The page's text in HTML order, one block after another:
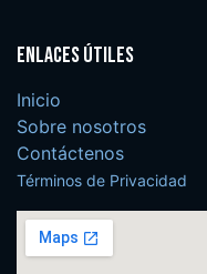
Enlaces útiles
Inicio
Sobre nosotros
Contáctenos
Términos de Privacidad